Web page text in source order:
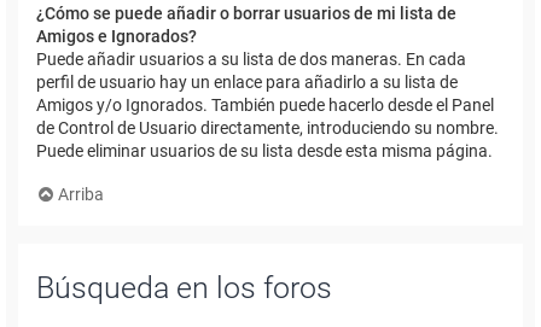
¿Cómo se puede añadir o borrar usuarios de mi lista de
Amigos e Ignorados?
Puede añadir usuarios a su lista de dos maneras. En cada
perfil de usuario hay un enlace para añadirlo a su lista de
Amigos y/o Ignorados. También puede hacerlo desde el Panel
de Control de Usuario directamente, introduciendo su nombre.
Puede eliminar usuarios de su lista desde esta misma página.
Arriba
Búsqueda en los foros